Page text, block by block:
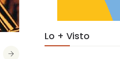
Lo + Visto